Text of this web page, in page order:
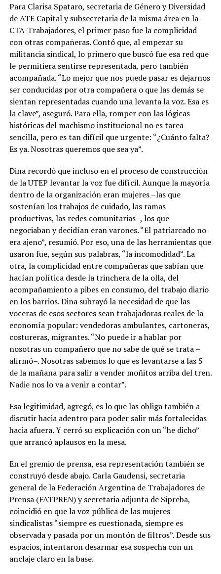
Para Clarisa Spataro, secretaria de Género y Diversidad
de ATE Capital y subsecretaria de la misma área en la
CTA-Trabajadores, el primer paso fue la complicidad
con otras compañeras. Contó que, al empezar su
militancia sindical, lo primero que buscó fue esa red que
le permitiera sentirse representada, pero también
acompañada. “Lo mejor que nos puede pasar es dejarnos
ser conducidas por otra compañera o que las demás se
sientan representadas cuando una levanta la voz. Esa es
la clave”, aseguró. Para ella, romper con las lógicas
históricas del machismo institucional no es tarea
sencilla, pero es tan difícil que urgente: “¿Cuánto falta?
Es ya. Nosotras queremos que sea ya”.
Dina recordó que incluso en el proceso de construcción
de la UTEP levantar la voz fue difícil. Aunque la mayoría
dentro de la organización eran mujeres –las que
sostenían los trabajos de cuidado, las ramas
productivas, las redes comunitarias–, los que
negociaban y decidían eran varones. “El patriarcado no
era ajeno”, resumió. Por eso, una de las herramientas que
usaron fue, según sus palabras, “la incomodidad”. La
otra, la complicidad entre compañeras que sabían que
hacían política desde la trinchera de la olla, del
acompañamiento a pibes en consumo, del trabajo diario
en los barrios. Dina subrayó la necesidad de que las
voceras de esos sectores sean trabajadoras reales de la
economía popular: vendedoras ambulantes, cartoneras,
costureras, migrantes. “No puede ir a hablar por
nosotras un compañero que no sabe de qué se trata –
afirmó–. Nosotras sabemos lo que es levantarse a las 5
de la mañana para salir a vender moñitos arriba del tren.
Nadie nos lo va a venir a contar”.
Esa legitimidad, agregó, es lo que las obliga también a
discutir hacia adentro para poder salir más fortalecidas
hacia afuera. Y cerró su explicación con un “he dicho”
que arrancó aplausos en la mesa.
En el gremio de prensa, esa representación también se
construyó desde abajo. Carla Gaudensi, secretaria
general de la Federación Argentina de Trabajadores de
Prensa (FATPREN) y secretaria adjunta de Sipreba,
coincidió en que la voz pública de las mujeres
sindicalistas “siempre es cuestionada, siempre es
observada y pasada por un montón de filtros”. Desde sus
espacios, intentaron desarmar esa sospecha con un
anclaje claro en la base.